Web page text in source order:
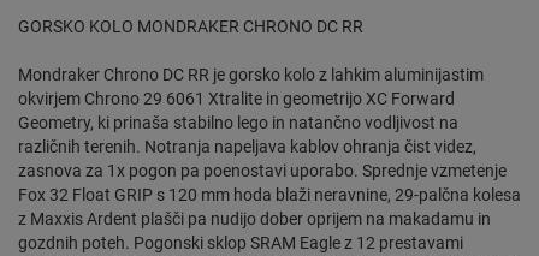
GORSKO KOLO MONDRAKER CHRONO DC RR
Mondraker Chrono DC RR je gorsko kolo z lahkim aluminijastim
okvirjem Chrono 29 6061 Xtralite in geometrijo XC Forward
Geometry, ki prinaša stabilno lego in natančno vodljivost na
različnih terenih. Notranja napeljava kablov ohranja čist videz,
zasnova za 1x pogon pa poenostavi uporabo. Sprednje vzmetenje
Fox 32 Float GRIP s 120 mm hoda blaži neravnine, 29-palčna kolesa
z Maxxis Ardent plašči pa nudijo dober oprijem na makadamu in
gozdnih poteh. Pogonski sklop SRAM Eagle z 12 prestavami